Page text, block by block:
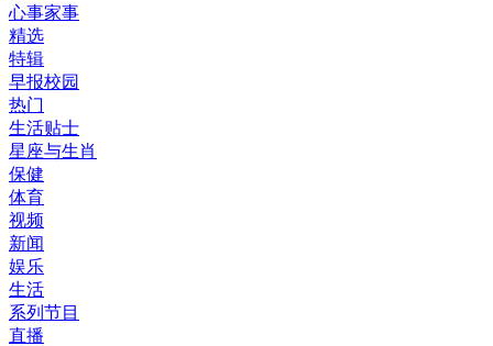
心事家事
精选
特辑
早报校园
热门
生活贴士
星座与生肖
保健
体育
视频
新闻
娱乐
生活
系列节目
直播